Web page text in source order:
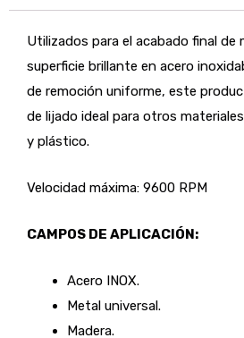
Utilizados para el acabado final de
superficie brillante en acero
de remoción uniforme, este
de lijado ideal para otros
y plástico.
Velocidad máxima: 9600 RPM
CAMPOS DE APLICACIÓN:
Acero INOX.
Metal universal.
Madera.